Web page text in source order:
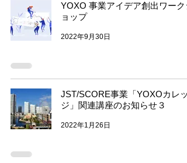
YOXO 事業アイデア創出ワーク
ョップ
2022年9月30日
JST/SCORE事業「YOXOカレッ
ジ」関連講座のお知らせ３
2022年1月26日